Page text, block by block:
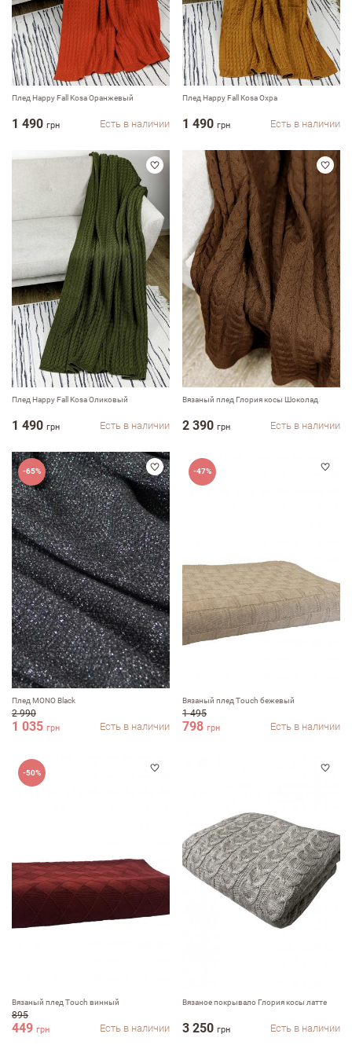
Плед Happy Fall Kosa Оранжевый
1 490 грн Есть в наличии
Плед Happy Fall Kosa Охра
1 490 грн Есть в наличии
Плед Happy Fall Kosa Оликовый
1 490 грн Есть в наличии
Вязаный плед Глория косы Шоколад
2 390 грн Есть в наличии
-65%
Плед MONO Black
2 990
1 035 грн Есть в наличии
-47%
Вязаный плед Touch бежевый
1 495
798 грн Есть в наличии
-50%
Вязаный плед Touch винный
895
449 грн Есть в наличии
Вязаное покрывало Глория косы латте
3 250 грн Есть в наличии